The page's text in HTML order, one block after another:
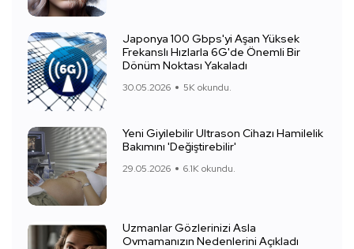
Japonya 100 Gbps'yi Aşan Yüksek
Frekanslı Hızlarla 6G'de Önemli Bir
Dönüm Noktası Yakaladı
30.05.2026 5K okundu.
Yeni Giyilebilir Ultrason Cihazı Hamilelik
Bakımını 'Değiştirebilir'
29.05.2026 6.1K okundu.
Uzmanlar Gözlerinizi Asla
Ovmamanızın Nedenlerini Açıkladı